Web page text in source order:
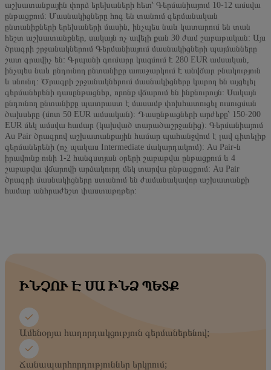
աշխատանքային փորձ երեխաների հետ՝ Գերմանիայում 10-12 ամսվա
ընթացքում: Մասնակիցները հոգ են տանում գերմանական
ընտանիքների երեխաների մասին, ինչպես նաև կատարում են տան
հեշտ աշխատանքներ, սակայն ոչ ավելի քան 30 ժամ շաբաթական: Այս
ծրագրի շրջանակներում Գերմանիայում մասնակիցների պայմանները
շատ գրավիչ են: Գրպանի գումարը կազմում է 280 EUR ամսական,
ինչպես նաև ընդունող ընտանիքը առաջարկում է անվճար բնակություն
և սնունդ: Ծրագրի շրջանակներում մասնակիցները կարող են այցելել
գերմաներենի դասընթացներ, որոնք վճարում են ինքնուրույն: Սակայն
ընդունող ընտանիքը պատրաստ է մասամբ փոխհատուցել ուսուցման
ծախսերը (մոտ 50 EUR ամսական): Դասընթացների արժեքը՝ 150-200
EUR մեկ ամսվա համար (կախված տարածաշրջանից): Գերմանիայում
Au Pair ծրագրով աշխատանքային համար պահանջվում է լավ գիտելիք
գերմաներենի (ոչ պակաս Intermediate մակարդակում): Au Pair-ն
իրավունք ունի 1-2 հանգստյան օրերի շաբաթվա ընթացքում և 4
շաբաթվա վճարովի արձակուրդ մեկ տարվա ընթացքում: Au Pair
ծրագրի մասնակիցները ստանում են ժամանակավոր աշխատանքի
համար անհրաժեշտ փաստաթղթեր:
ԻՆՉՈՒ Է ՍԱ ԻՆՁ ՊԵՏՔ
Ամենօրյա հաղորդակցություն գերմաներենով;
Ճանապարհորդություններ երկրում;